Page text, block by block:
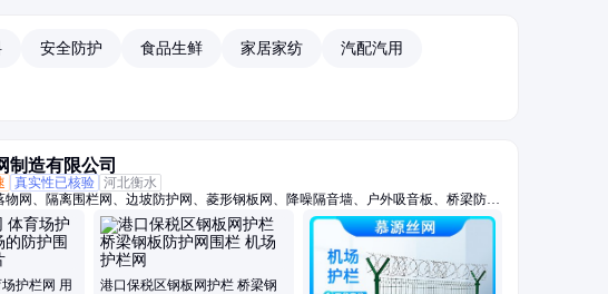
安全防护 食品生鲜 家居家纺 汽配汽用
制造有限公司
真实性已核验 河北衡水
物网、隔离围栏网、边坡防护网、菱形钢板网、降噪隔音墙、户外吸音板、桥梁防护
篮球场围栏网、柔性钢丝绳网、斜坡防落石网、光伏电站围栏、高架桥梁隔音屏、保
护栏网 用
港口保税区钢板网护栏 桥梁钢